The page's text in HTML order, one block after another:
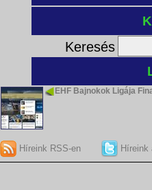
Keresés
EHF Bajnokok Ligája
Híreink RSS-en Híreink